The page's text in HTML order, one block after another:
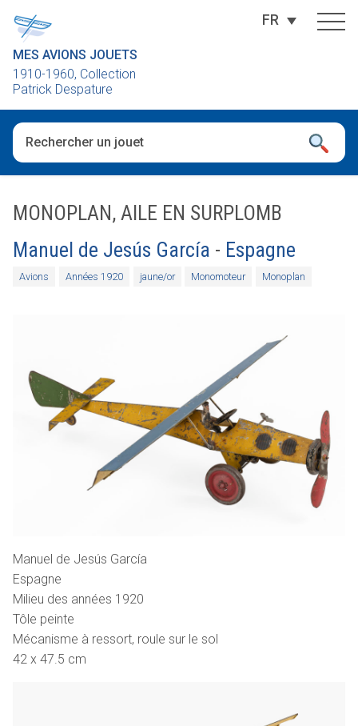
MES AVIONS JOUETS
1910-1960, Collection
Patrick Despature
FR
MONOPLAN, AILE EN SURPLOMB
Manuel de Jesús García - Espagne
Avions Années 1920 jaune/or Monomoteur Monoplan
Manuel de Jesús García
Espagne
Milieu des années 1920
Tôle peinte
Mécanisme à ressort, roule sur le sol
42 x 47.5 cm